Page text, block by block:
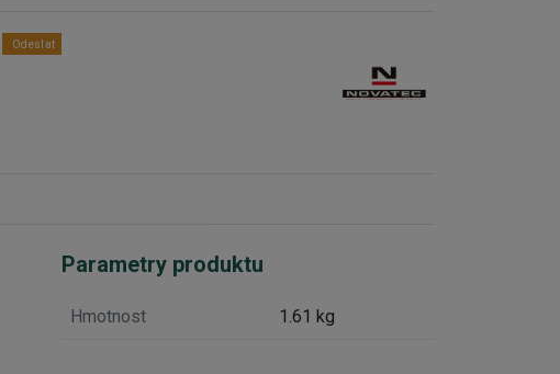
Odeslat
Parametry produktu
Hmotnost 1.61 kg